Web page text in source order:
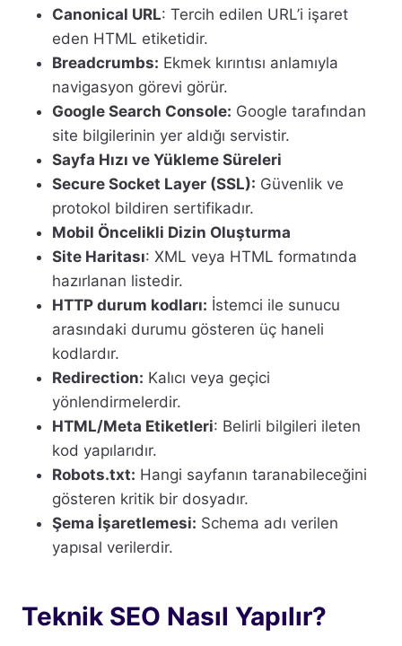
Canonical URL: Tercih edilen URL’i işaret
eden HTML etiketidir.
Breadcrumbs: Ekmek kırıntısı anlamıyla
navigasyon görevi görür.
Google Search Console: Google tarafından
site bilgilerinin yer aldığı servistir.
Sayfa Hızı ve Yükleme Süreleri
Secure Socket Layer (SSL): Güvenlik ve
protokol bildiren sertifikadır.
Mobil Öncelikli Dizin Oluşturma
Site Haritası: XML veya HTML formatında
hazırlanan listedir.
HTTP durum kodları: İstemci ile sunucu
arasındaki durumu gösteren üç haneli
kodlardır.
Redirection: Kalıcı veya geçici
yönlendirmelerdir.
HTML/Meta Etiketleri: Belirli bilgileri ileten
kod yapılarıdır.
Robots.txt: Hangi sayfanın taranabileceğini
gösteren kritik bir dosyadır.
Şema İşaretlemesi: Schema adı verilen
yapısal verilerdir.
Teknik SEO Nasıl Yapılır?